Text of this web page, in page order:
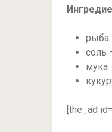
рыба
соль
мука
[the_ad